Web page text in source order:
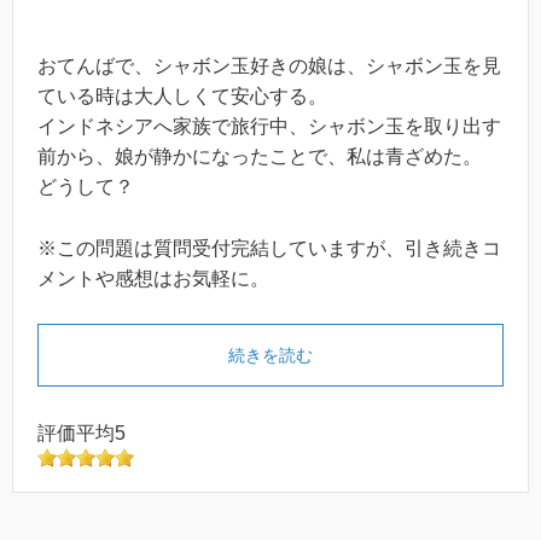
おてんばで、シャボン玉好きの娘は、シャボン玉を見
ている時は大人しくて安心する。
インドネシアへ家族で旅行中、シャボン玉を取り出す
前から、娘が静かになったことで、私は青ざめた。
どうして？
※この問題は質問受付完結していますが、引き続きコ
メントや感想はお気軽に。
続きを読む
評価平均5